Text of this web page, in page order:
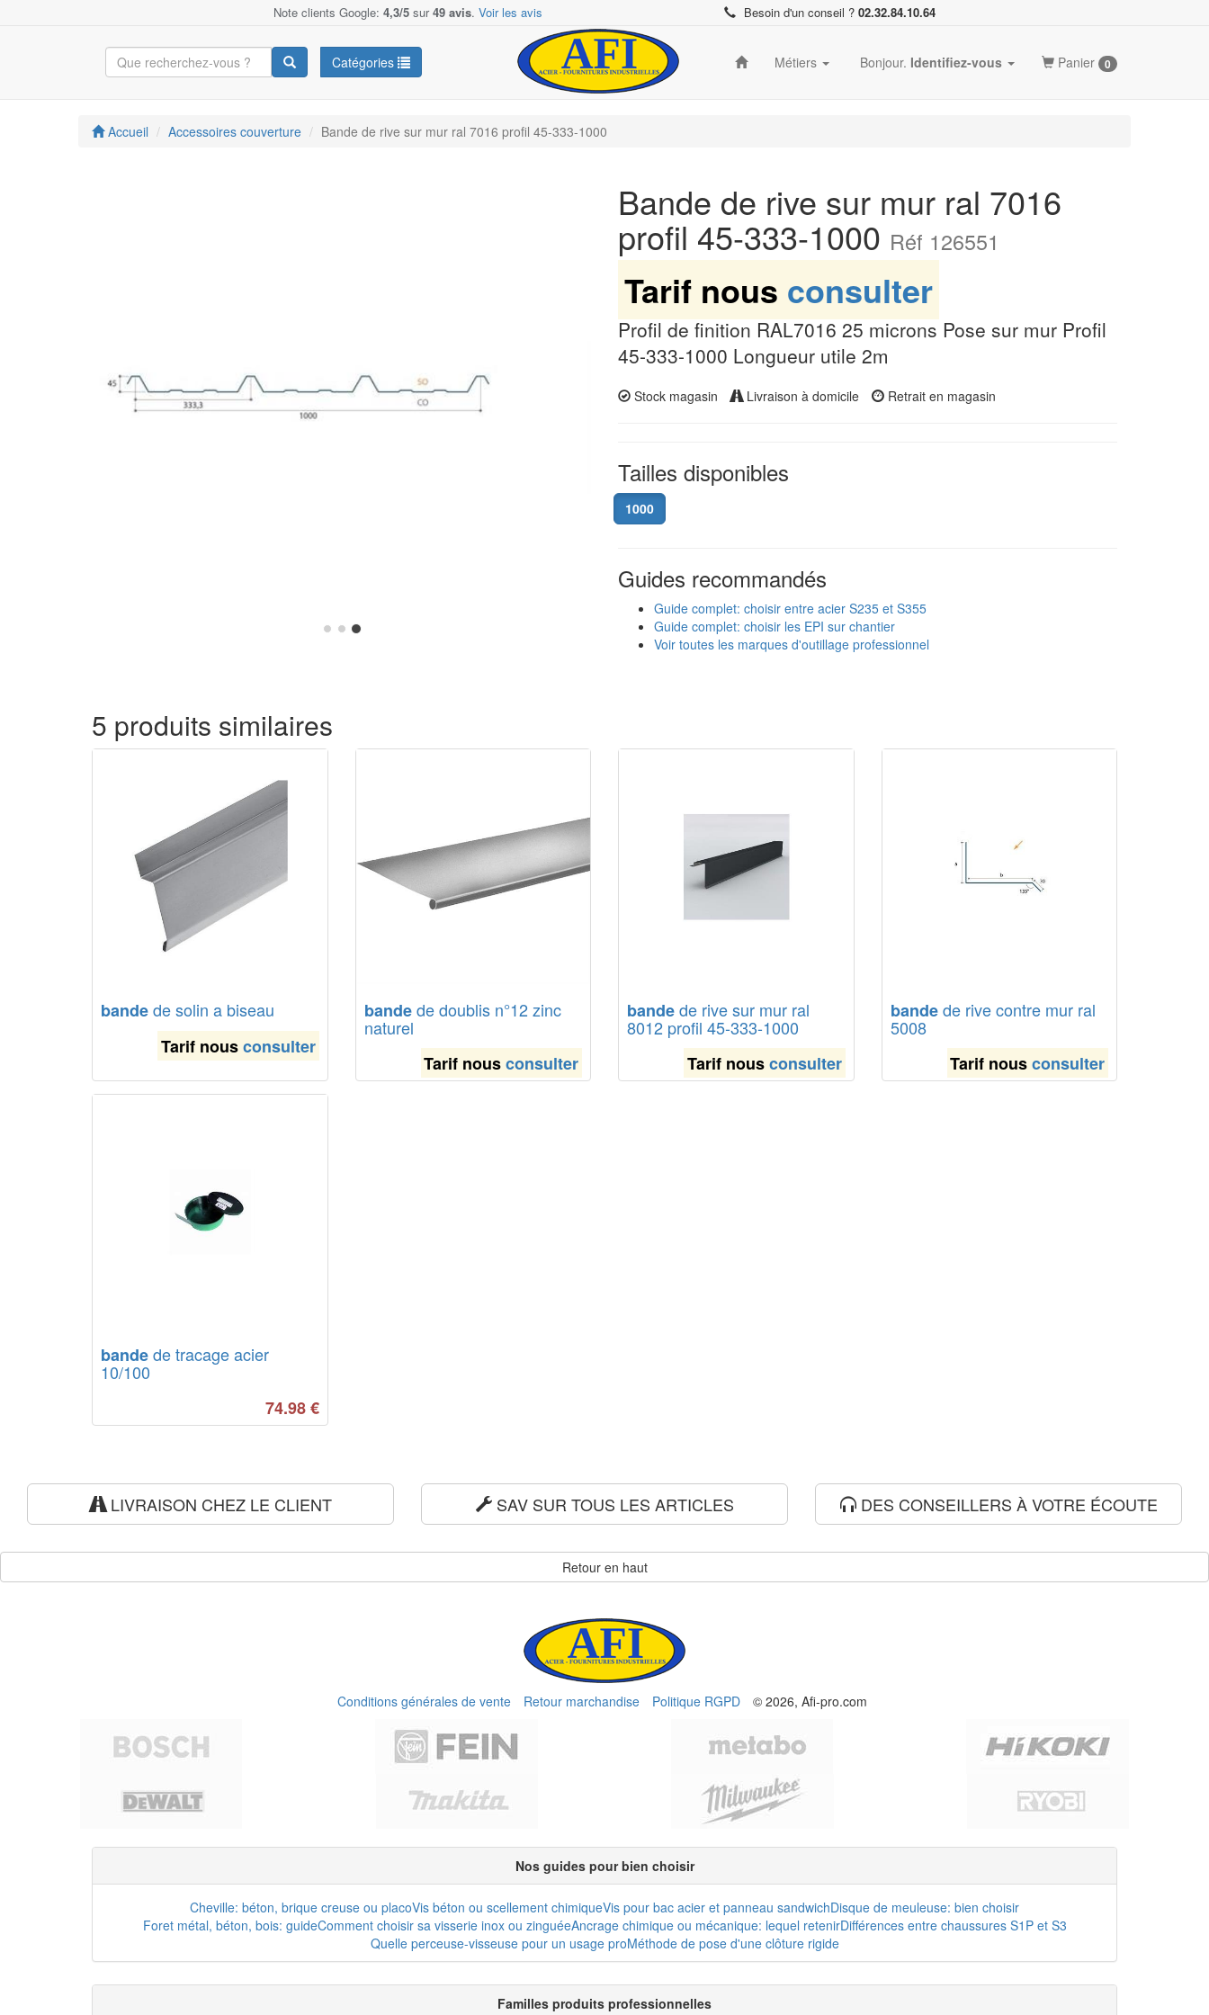
Note clients Google: 4,3/5 sur49 avis. Voir les avis Besoin d'un conseil ? 02.32.84.10.64
Catégories Métiers Bonjour. Identifiez-vous Panier 0
Accueil Accessoires couverture Bande de rive sur mur ral 7016 profil 45-333-1000
Bande de rive sur mur ral 7016
profil 45-333-1000 Réf 126551
Tarif nous consulter
Profil de finition RAL7016 25 microns Pose sur mur Profil
45-333-1000 Longueur utile 2m
Stock magasin Livraison à domicile Retrait en magasin
Tailles disponibles
1000
Guides recommandés
Guide complet: choisir entre acier S235 et S355
Guide complet: choisir les EPI sur chantier
Voir toutes les marques d'outillage professionnel
5 produits similaires
bandede solin a biseau
Tarif nousconsulter
bandede doublis n°12 zinc
naturel
Tarif nousconsulter
bandede rive sur mur ral
8012 profil 45-333-1000
Tarif nousconsulter
bandede rive contre mur ral
5008
Tarif nousconsulter
bandede tracage acier
10/100
74.98 €
LIVRAISON CHEZ LE CLIENT SAV SUR TOUS LES ARTICLES DES CONSEILLERS À VOTRE ÉCOUTE
Retour en haut
Conditions générales de vente Retour marchandise Politique RGPD © 2026, Afi-pro.com
Nos guides pour bien choisir
Cheville: béton, brique creuse ou placoVis béton ou scellement chimiqueVis pour bac acier et panneau sandwichDisque de meuleuse: bien choisir
Foret métal, béton, bois: guideComment choisir sa visserie inox ou zinguéeAncrage chimique ou mécanique: lequel retenirDifférences entre chaussures S1P et S3
Quelle perceuse-visseuse pour un usage proMéthode de pose d'une clôture rigide
Familles produits professionnelles